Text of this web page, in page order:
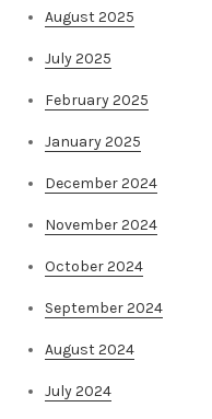
August 2025
July 2025
February 2025
January 2025
December 2024
November 2024
October 2024
September 2024
August 2024
July 2024